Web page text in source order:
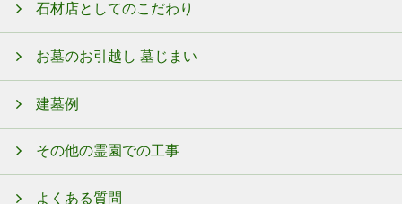
石材店としてのこだわり
お墓のお引越し 墓じまい
建墓例
その他の霊園での工事
よくある質問